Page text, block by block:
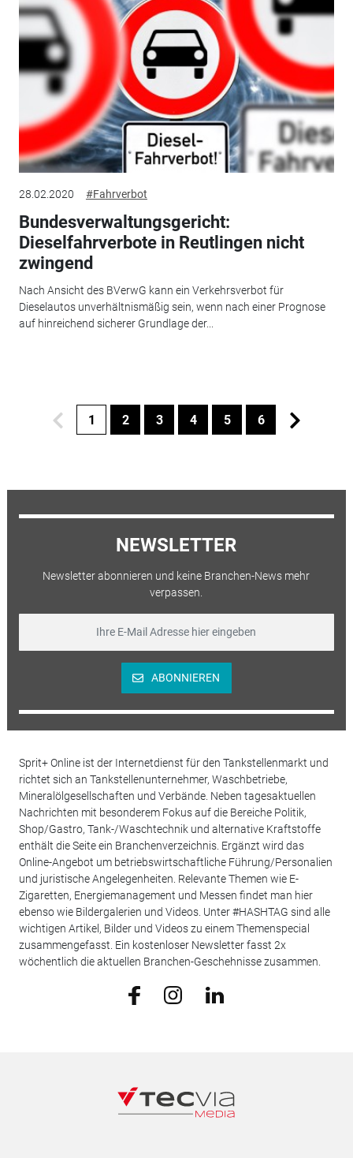
28.02.2020 #Fahrverbot
Bundesverwaltungsgericht:
Dieselfahrverbote in Reutlingen nicht
zwingend
Nach Ansicht des BVerwG kann ein Verkehrsverbot für
Dieselautos unverhältnismäßig sein, wenn nach einer Prognose
auf hinreichend sicherer Grundlage der...
1 2 3 4 5 6
NEWSLETTER
Newsletter abonnieren und keine Branchen-News mehr
verpassen.
ABONNIEREN
Sprit+ Online ist der Internetdienst für den Tankstellenmarkt und
richtet sich an Tankstellenunternehmer, Waschbetriebe,
Mineralölgesellschaften und Verbände. Neben tagesaktuellen
Nachrichten mit besonderem Fokus auf die Bereiche Politik,
Shop/Gastro, Tank-/Waschtechnik und alternative Kraftstoffe
enthält die Seite ein Branchenverzeichnis. Ergänzt wird das
Online-Angebot um betriebswirtschaftliche Führung/Personalien
und juristische Angelegenheiten. Relevante Themen wie E-
Zigaretten, Energiemanagement und Messen findet man hier
ebenso wie Bildergalerien und Videos. Unter #HASHTAG sind alle
wichtigen Artikel, Bilder und Videos zu einem Themenspecial
zusammengefasst. Ein kostenloser Newsletter fasst 2x
wöchentlich die aktuellen Branchen-Geschehnisse zusammen.